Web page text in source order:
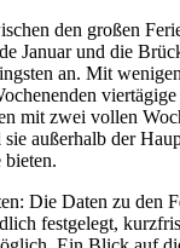
den großen
Januar und die
an. Mit
mit zwei vollen
außerhalb der
bieten.
Die Daten zu den
festgelegt,